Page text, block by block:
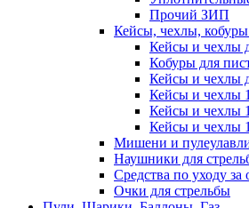
Прочий ЗИП
Кейсы, чехлы,
Кейсы и чехлы
Кобуры для
Кейсы и чехлы
Кейсы и чехлы
Кейсы и чехлы
Кейсы и чехлы
Мишени и
Наушники для
Средства по уходу
Очки для стрельбы